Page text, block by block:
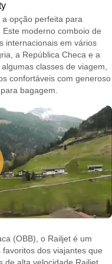
opção perfeita para
moderno comboio de
internacionais em vários
a República Checa e a
classes de viagem,
confortáveis com generoso
bagagem.
(OBB), o Railjet é um
dos viajantes que